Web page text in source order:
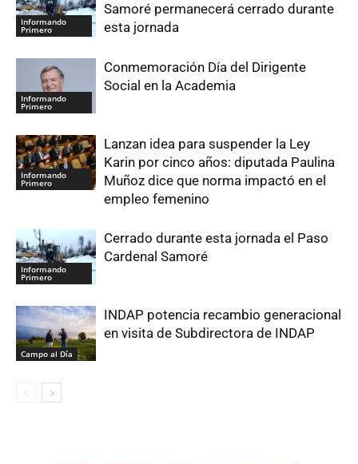
Informando
Primero
Samoré permanecerá cerrado durante
esta jornada
Informando
Primero
Conmemoración Día del Dirigente
Social en la Academia
Informando
Primero
Lanzan idea para suspender la Ley
Karin por cinco años: diputada Paulina
Muñoz dice que norma impactó en el
empleo femenino
Informando
Primero
Cerrado durante esta jornada el Paso
Cardenal Samoré
Campo al Día
INDAP potencia recambio generacional
en visita de Subdirectora de INDAP